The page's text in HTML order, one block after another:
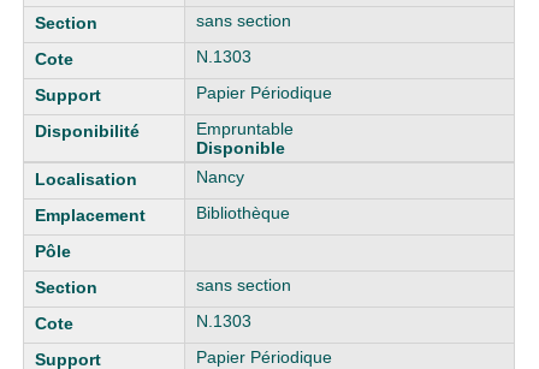
sans section
N.1303
Papier Périodique
Empruntable
Disponible
Nancy
Bibliothèque
sans section
N.1303
Papier Périodique